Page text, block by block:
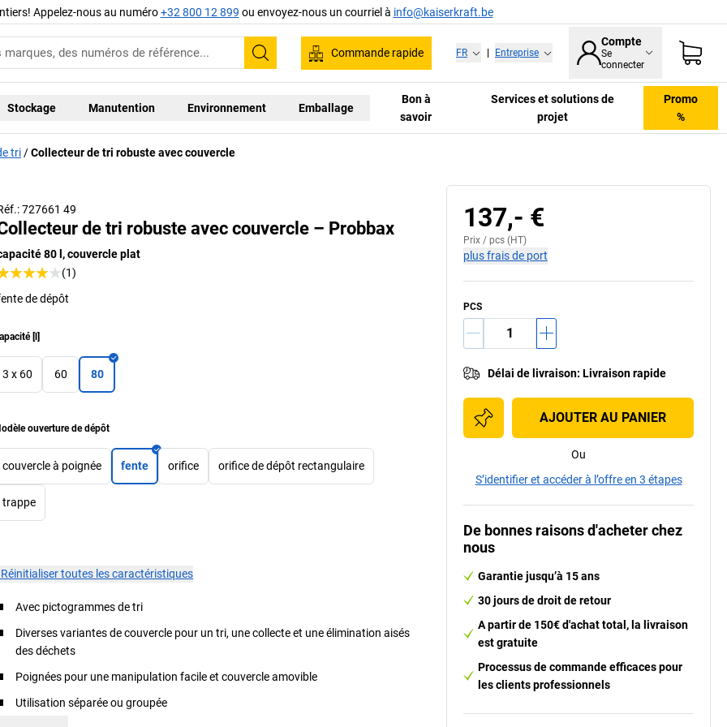
Appelez-nous au numéro+32 800 12 899 ou envoyez-nous un courriel à info@kaiserkraft.be
Recherche
Commande rapide FR Entreprise
Compte
Se
connecter
Stockage Manutention Environnement Emballage
Bon à
savoir
Services et solutions de
projet
Promo
%
tri Collecteur de tri robuste avec couvercle
727661 49
de tri robuste avec couvercle – Probbax
80 l, couvercle plat
(1)
de dépôt
[ l]
3 x 60 60 80
ouverture de dépôt
couvercle à poignée fente orifice orifice de dépôt rectangulaire
trappe
Réinitialiser toutes les caractéristiques
Avec pictogrammes de tri
Diverses variantes de couvercle pour un tri, une collecte et une élimination aisés
des déchets
Poignées pour une manipulation facile et couvercle amovible
Utilisation séparée ou groupée
137,- €
Prix / pcs (HT)
plus frais de port
PCS
Délai de livraison: Livraison rapide
AJOUTER AU PANIER
Ou
S’identifier et accéder à l’offre en 3 étapes
De bonnes raisons d'acheter chez
nous
Garantie jusqu’à 15 ans
30 jours de droit de retour
A partir de 150€ d'achat total, la livraison
est gratuite
Processus de commande efficaces pour
les clients professionnels